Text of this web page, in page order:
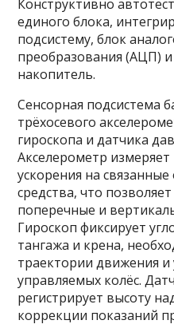
Конструктивно
единого блока,
подсистему, блок
преобразования (АЦП)
накопитель.
Сенсорная подсистема
трёхосевого
гироскопа и датчика
Акселерометр
ускорения на
средства, что
поперечные и
Гироскоп фиксирует
тангажа и крена,
траектории движения и
управляемых колёс.
регистрирует высоту
коррекции показаний